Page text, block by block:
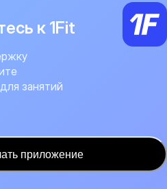
к 1Fit
занятий
приложение